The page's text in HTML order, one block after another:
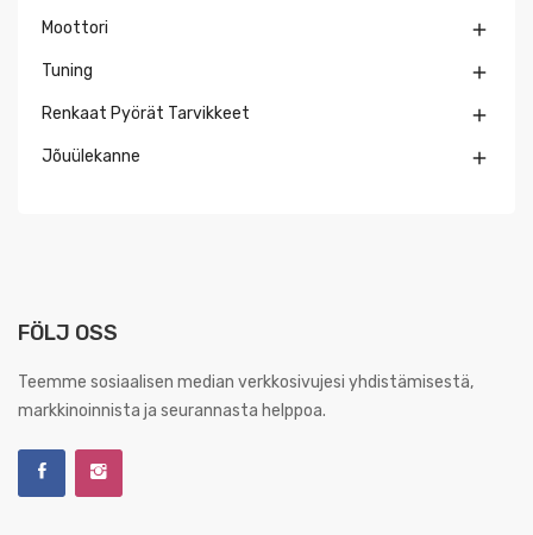
Moottori 
Tuning 
Renkaat Pyörät Tarvikkeet 
Jõuülekanne 
FÖLJ OSS
Teemme sosiaalisen median verkkosivujesi yhdistämisestä,
markkinoinnista ja seurannasta helppoa.